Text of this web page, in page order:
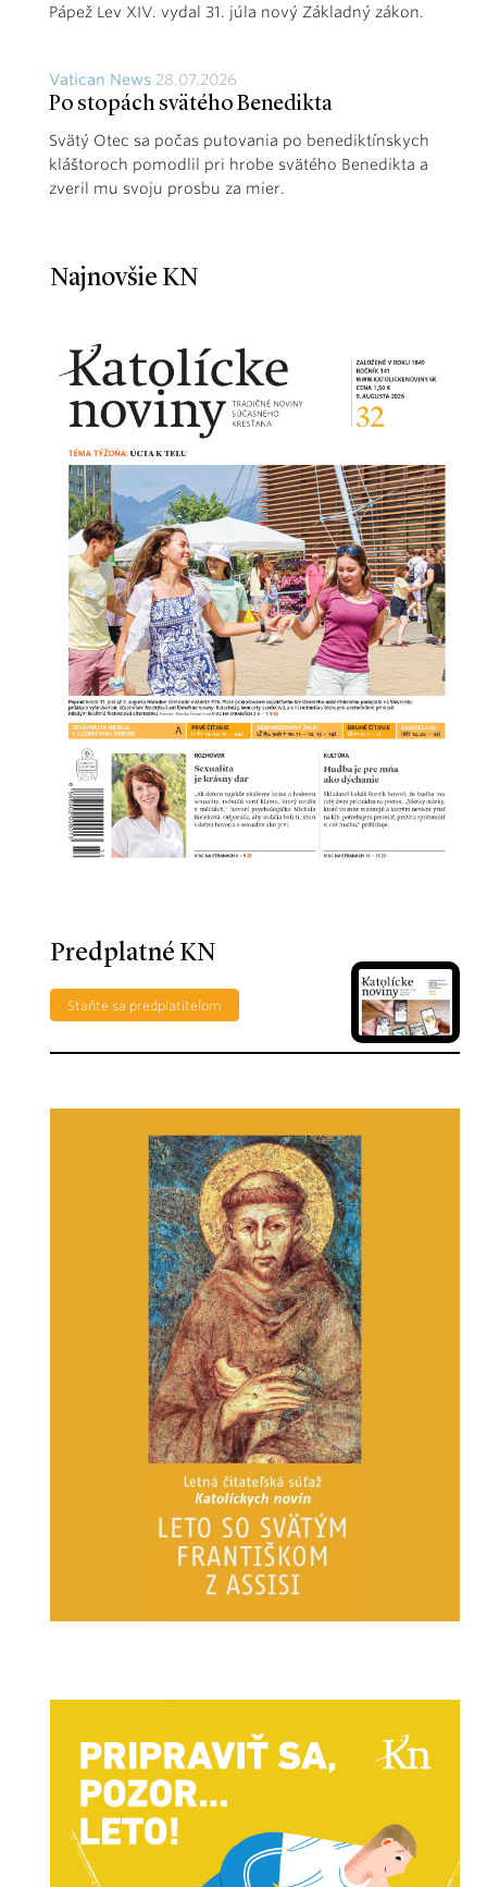
Pápež Lev XIV. vydal 31. júla nový Základný zákon.
Vatican News 28.07.2026
Po stopách svätého Benedikta
Svätý Otec sa počas putovania po benediktínskych
kláštoroch pomodlil pri hrobe svätého Benedikta a
zveril mu svoju prosbu za mier.
Najnovšie KN
Predplatné KN
Staňte sa predplatiteľom